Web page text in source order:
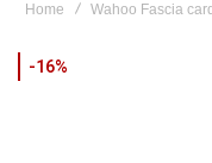
Home Wahoo Fascia
Vai
alla
-16%